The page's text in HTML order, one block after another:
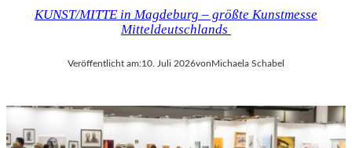
KUNST/MITTE in Magdeburg – größte Kunstmesse
Mitteldeutschlands
Veröffentlicht am:10. Juli 2026vonMichaela Schabel